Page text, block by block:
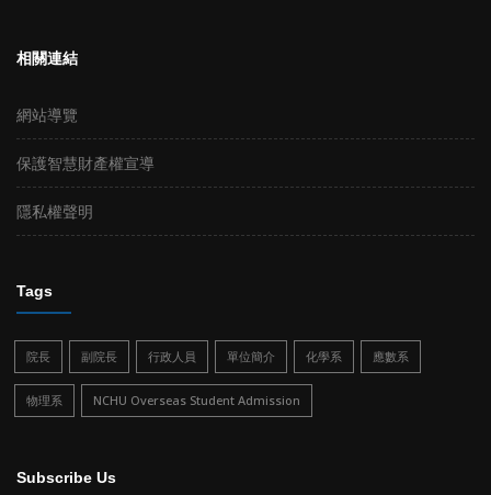
相關連結
網站導覽
保護智慧財產權宣導
隱私權聲明
Tags
院長 副院長 行政人員 單位簡介 化學系 應數系
物理系 NCHU Overseas Student Admission
Subscribe Us